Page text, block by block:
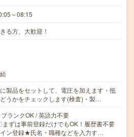
～08:15
る方、大歓迎！
製品をセットして、電圧を加えます・抵
うかをチェックします(検査)・製…
ランクOK / 英語力不要
ずは事前登録だけでもOK！履歴書不要
ン登録★氏名・職種などを入力す…